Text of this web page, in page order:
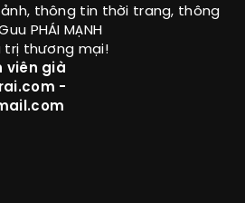
thông tin thời trang, thông
PHÁI MẠNH
trị thương mại!
viên già
-